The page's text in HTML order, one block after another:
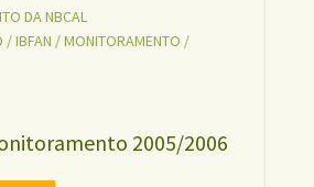
DA NBCAL
/IBFAN /MONITORAMENTO /
2005/2006